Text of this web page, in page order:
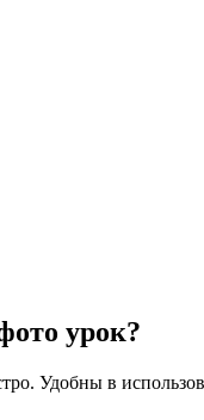
урок?
Удобны в